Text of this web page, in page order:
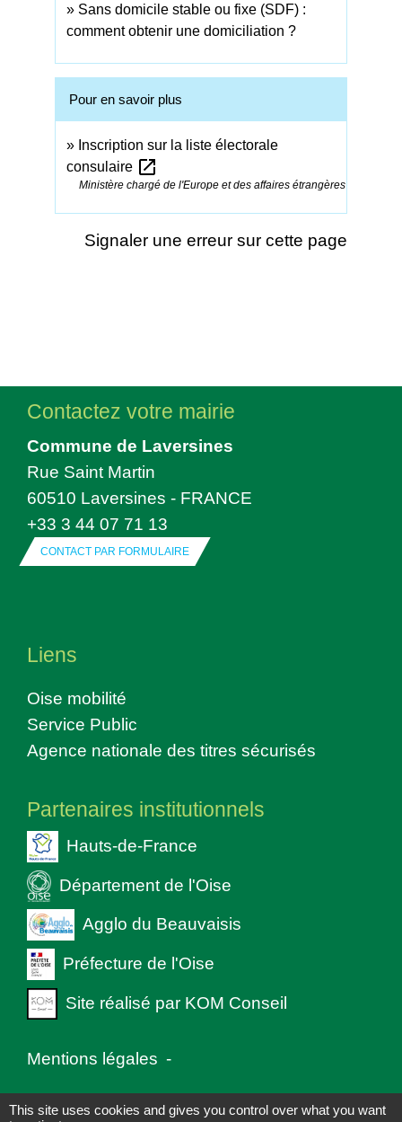
Sans domicile stable ou fixe (SDF) :
comment obtenir une domiciliation ?
Pour en savoir plus
Inscription sur la liste électorale
consulaire open_in_new
Ministère chargé de l'Europe et des affaires étrangères
Signaler une erreur sur cette page
Contactez votre mairie
Commune de Laversines
Rue Saint Martin
60510 Laversines - FRANCE
+33 3 44 07 71 13
CONTACT PAR FORMULAIRE
Liens
Oise mobilité
Service Public
Agence nationale des titres sécurisés
Partenaires institutionnels
Hauts-de-France
Département de l'Oise
Agglo du Beauvaisis
Préfecture de l'Oise
Site réalisé par KOM Conseil
Mentions légales -
Politique de confidentialité - Accessibilité -
This site uses cookies and gives you control over what you want